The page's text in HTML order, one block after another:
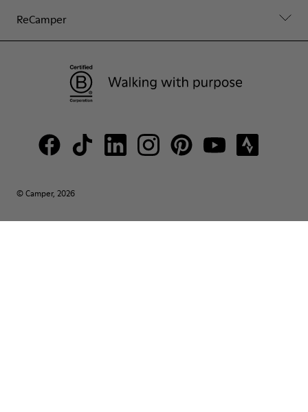
ReCamper
© Camper, 2026